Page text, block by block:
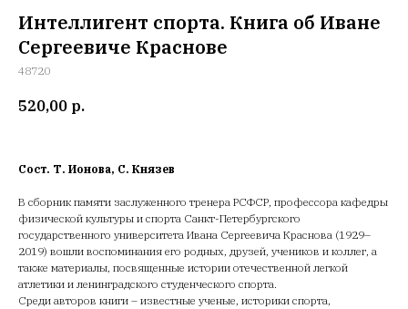
Интеллигент спорта. Книга об Иване
Сергеевиче Краснове
48720
520,00 р.
Сост. Т. Ионова, С. Князев
В сборник памяти заслуженного тренера РСФСР, профессора кафедры
физической культуры и спорта Санкт-Петербургского
государственного университета Ивана Сергеевича Краснова (1929–
2019) вошли воспоминания его родных, друзей, учеников и коллег, а
также материалы, посвященные истории отечественной легкой
атлетики и ленинградского студенческого спорта.
Среди авторов книги – известные ученые, историки спорта,